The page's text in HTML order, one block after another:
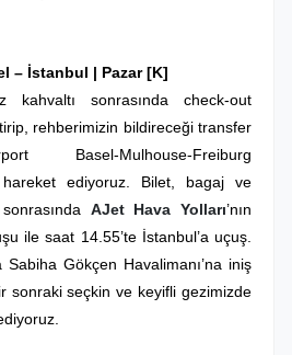
– İstanbul | Pazar[K]
kahvaltı sonrasında check-out
rehberimizin bildireceği transfer
Basel-Mulhouse-Freiburg
hareket ediyoruz. Bilet, bagaj ve
AJet Hava Yolları’nın
ile saat 14.55’te İstanbul’a uçuş
Gökçen Havalimanı’na iniş
sonraki seçkin ve keyifli gezimizde